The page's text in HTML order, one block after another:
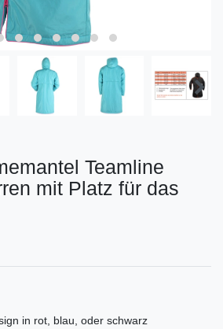
Teamline
mit Platz für das
in rot, blau, oder schwarz